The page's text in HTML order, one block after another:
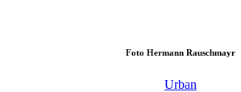
Foto Hermann Rauschmayr
Urban